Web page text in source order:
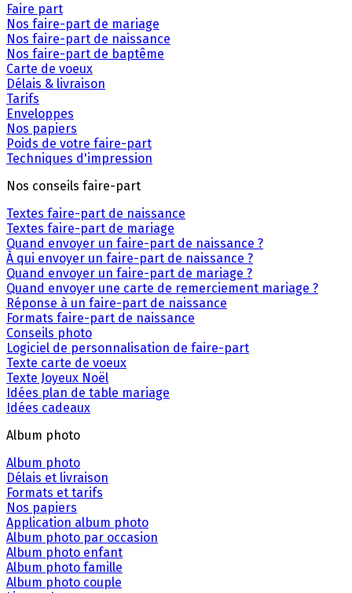
Faire part
Nos faire-part de mariage
Nos faire-part de naissance
Nos faire-part de baptême
Carte de voeux
Délais & livraison
Tarifs
Enveloppes
Nos papiers
Poids de votre faire-part
Techniques d'impression
Nos conseils faire-part
Textes faire-part de naissance
Textes faire-part de mariage
Quand envoyer un faire-part de naissance ?
À qui envoyer un faire-part de naissance ?
Quand envoyer un faire-part de mariage ?
Quand envoyer une carte de remerciement mariage ?
Réponse à un faire-part de naissance
Formats faire-part de naissance
Conseils photo
Logiciel de personnalisation de faire-part
Texte carte de voeux
Texte Joyeux Noël
Idées plan de table mariage
Idées cadeaux
Album photo
Album photo
Délais et livraison
Formats et tarifs
Nos papiers
Application album photo
Album photo par occasion
Album photo enfant
Album photo famille
Album photo couple